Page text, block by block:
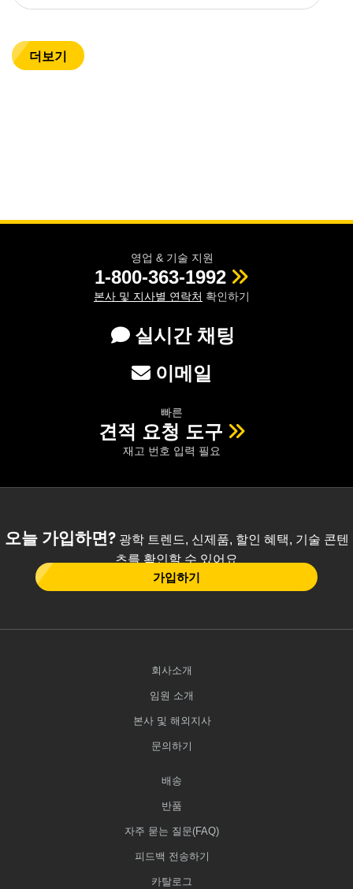
더보기
영업 & 기술 지원
1-800-363-1992
본사 및 지사별 연락처 확인하기
실시간 채팅
이메일
빠른
견적 요청 도구
재고 번호 입력 필요
오늘 가입하면?광학 트렌드, 신제품, 할인 혜택, 기술 콘텐
츠를 확인할 수 있어요
가입하기
회사소개
임원 소개
본사 및 해외지사
문의하기
배송
반품
자주 묻는 질문(FAQ)
피드백 전송하기
카탈로그